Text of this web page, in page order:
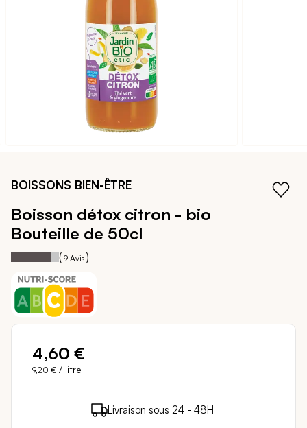
début
Galerie
BOISSONS BIEN-ÊTRE
Boisson détox citron - bio
Bouteille de 50cl
Notation: 84
% of 100
( 9 Avis )
4,60 €
9,20 € / litre
4 points de fidélité ( 0,08 € )
en achetant ce
Livraison sous 24 - 48H
Paiement sécurisé